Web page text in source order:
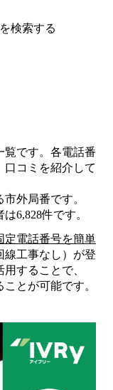
覧です。各電話番
口コミを紹介して
外局番です。
は6,828件です。
定電話番号を簡単
線工事なし）が登
することで、
とが可能です。